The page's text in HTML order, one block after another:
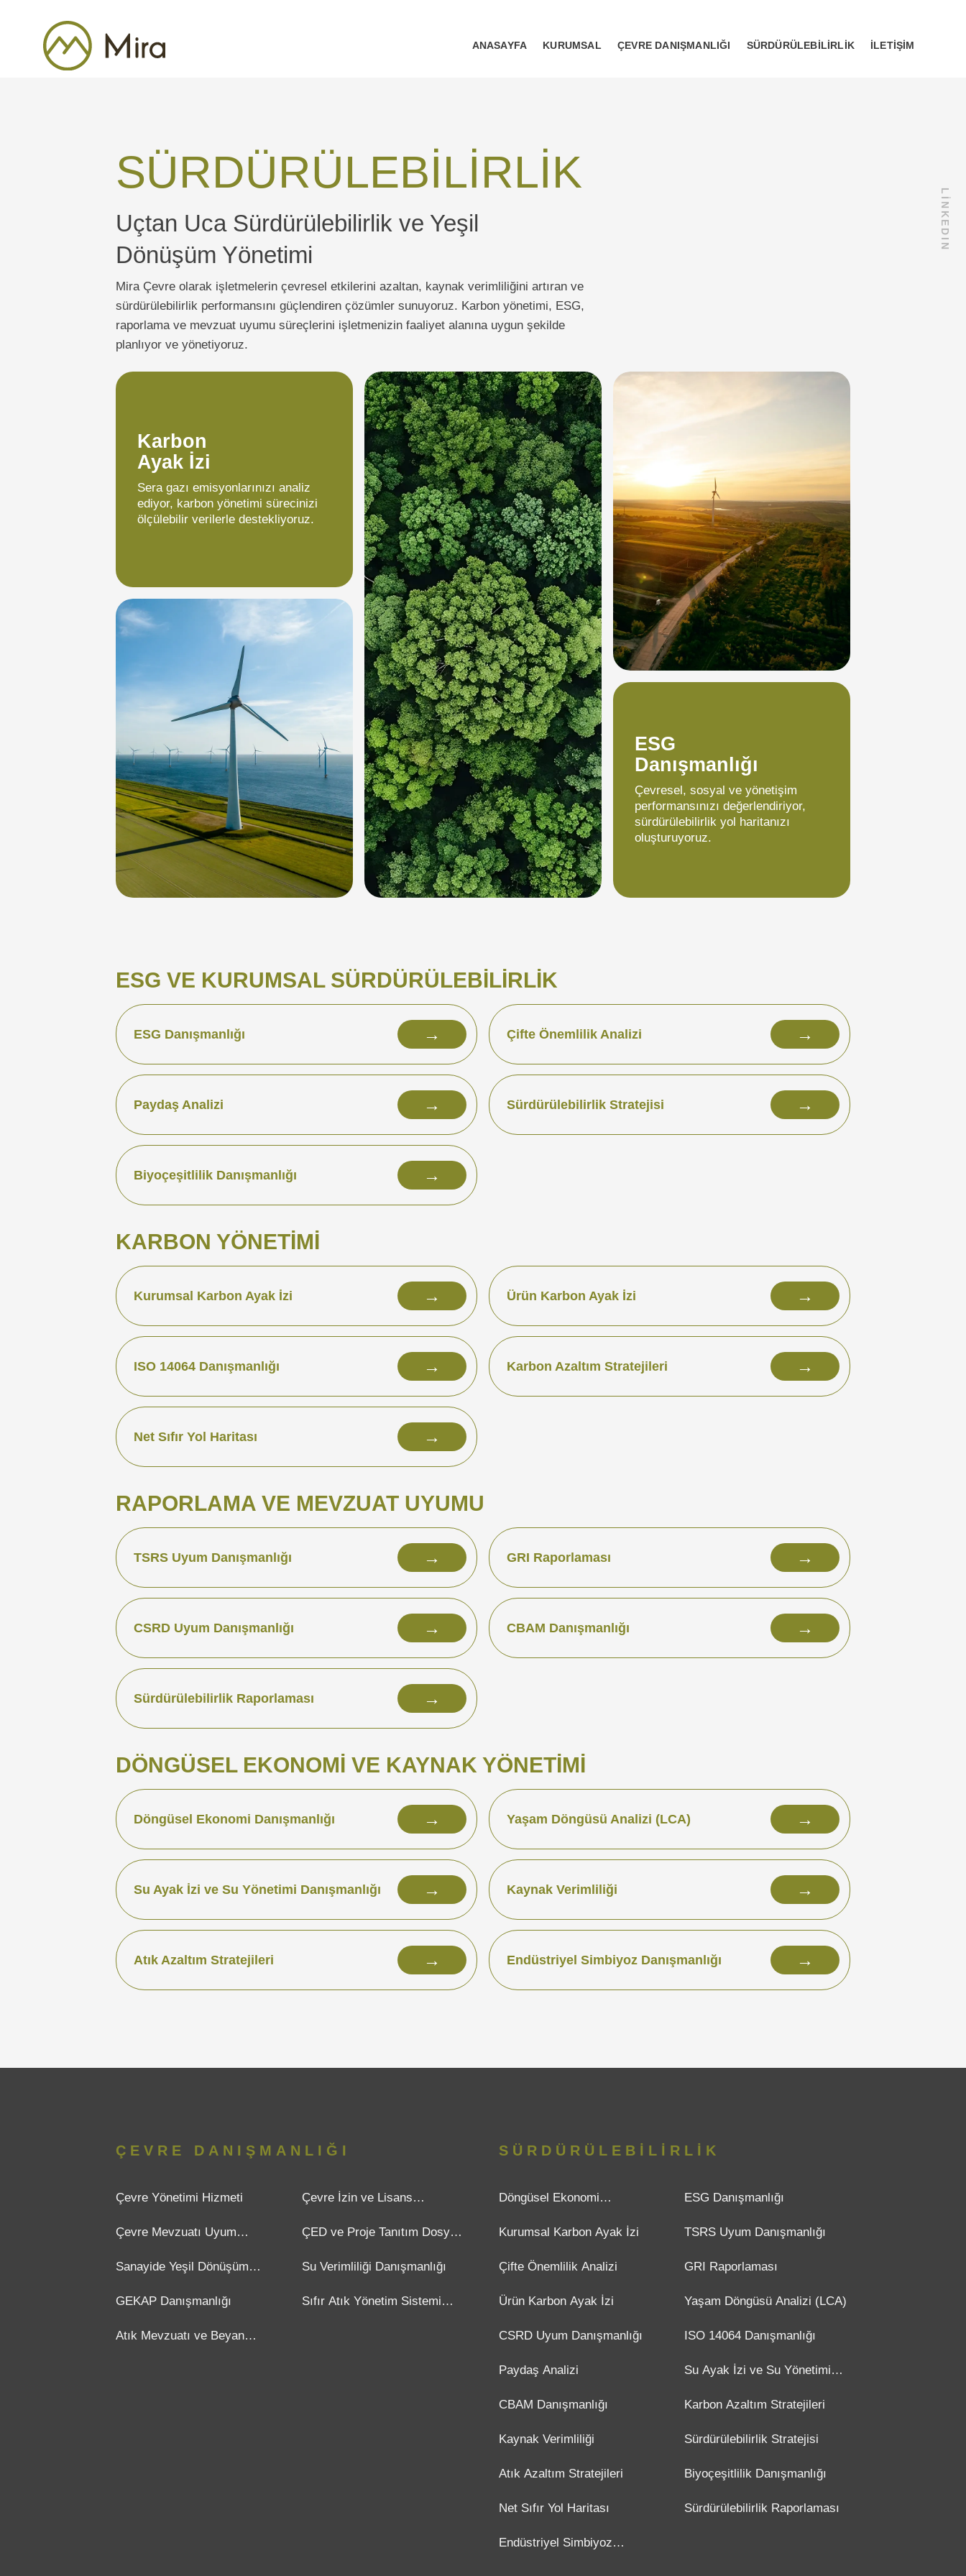
ANASAYFA KURUMSAL ÇEVRE DANIŞMANLIĞI SÜRDÜRÜLEBILIRLIK İLETIŞIM
SÜRDÜRÜLEBİLİRLİK
Uçtan Uca Sürdürülebilirlik ve Yeşil
Dönüşüm Yönetimi
Mira Çevre olarak işletmelerin çevresel etkilerini azaltan, kaynak verimliliğini artıran ve
sürdürülebilirlik performansını güçlendiren çözümler sunuyoruz. Karbon yönetimi, ESG,
raporlama ve mevzuat uyumu süreçlerini işletmenizin faaliyet alanına uygun şekilde
planlıyor ve yönetiyoruz.
Karbon
Ayak İzi
Sera gazı emisyonlarınızı analiz
ediyor, karbon yönetimi sürecinizi
ölçülebilir verilerle destekliyoruz.
ESG
Danışmanlığı
Çevresel, sosyal ve yönetişim
performansınızı değerlendiriyor,
sürdürülebilirlik yol haritanızı
oluşturuyoruz.
ESG VE KURUMSAL SÜRDÜRÜLEBILIRLIK
ESG Danışmanlığı → Çifte Önemlilik Analizi →
Paydaş Analizi → Sürdürülebilirlik Stratejisi →
Biyoçeşitlilik Danışmanlığı →
KARBON YÖNETIMI
Kurumsal Karbon Ayak İzi → Ürün Karbon Ayak İzi →
ISO 14064 Danışmanlığı → Karbon Azaltım Stratejileri →
Net Sıfır Yol Haritası →
RAPORLAMA VE MEVZUAT UYUMU
TSRS Uyum Danışmanlığı → GRI Raporlaması →
CSRD Uyum Danışmanlığı → CBAM Danışmanlığı →
Sürdürülebilirlik Raporlaması →
DÖNGÜSEL EKONOMİ VE KAYNAK YÖNETİMİ
Döngüsel Ekonomi Danışmanlığı → Yaşam Döngüsü Analizi (LCA) →
Su Ayak İzi ve Su Yönetimi Danışmanlığı → Kaynak Verimliliği →
Atık Azaltım Stratejileri → Endüstriyel Simbiyoz Danışmanlığı →
LİNKEDIN
ÇEVRE DANIŞMANLIĞI
Çevre Yönetimi Hizmeti Çevre İzin ve Lisans
Danışmanlığı
Çevre Mevzuatı Uyum
Kontrolü
ÇED ve Proje Tanıtım Dosyası
Danışmanlığı
Sanayide Yeşil Dönüşüm
Danışmanlığı
Su Verimliliği Danışmanlığı
GEKAP Danışmanlığı Sıfır Atık Yönetim Sistemi
Atık Mevzuatı ve Beyan
SÜRDÜRÜLEBİLİRLİK
Döngüsel Ekonomi
Danışmanlığı
ESG Danışmanlığı
Kurumsal Karbon Ayak İzi TSRS Uyum Danışmanlığı
Çifte Önemlilik Analizi GRI Raporlaması
Ürün Karbon Ayak İzi Yaşam Döngüsü Analizi (LCA)
CSRD Uyum Danışmanlığı ISO 14064 Danışmanlığı
Paydaş Analizi Su Ayak İzi ve Su Yönetimi
Danışmanlığı
CBAM Danışmanlığı Karbon Azaltım Stratejileri
Kaynak Verimliliği Sürdürülebilirlik Stratejisi
Atık Azaltım Stratejileri Biyoçeşitlilik Danışmanlığı
Net Sıfır Yol Haritası Sürdürülebilirlik Raporlaması
Endüstriyel Simbiyoz